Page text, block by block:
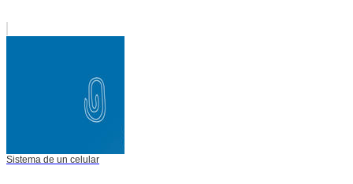
Sistema de un celular